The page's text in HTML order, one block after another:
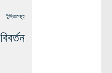
ইন্দ্রিয়সমূহ
বিবর্তন